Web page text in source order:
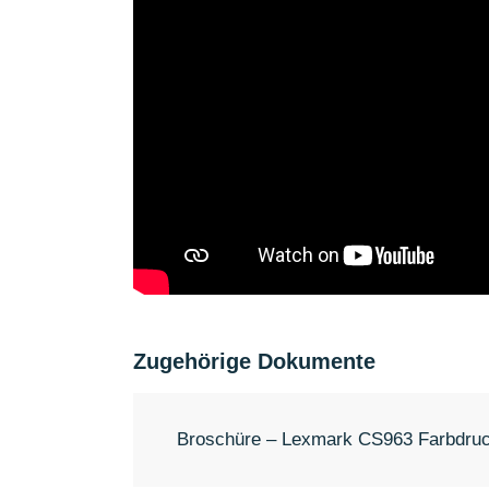
Zugehörige Dokumente
Broschüre – Lexmark CS963